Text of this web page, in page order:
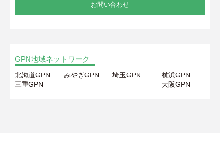
お問い合わせ
GPN地域ネットワーク
北海道GPN みやぎGPN 埼玉GPN
横浜GPN
三重GPN
大阪GPN